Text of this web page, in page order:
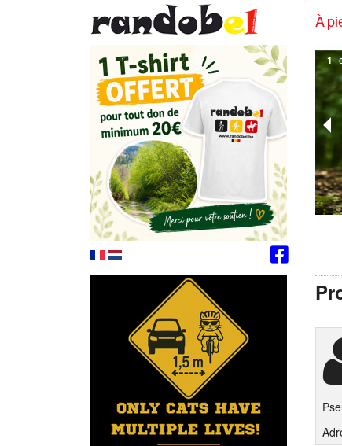
À
1